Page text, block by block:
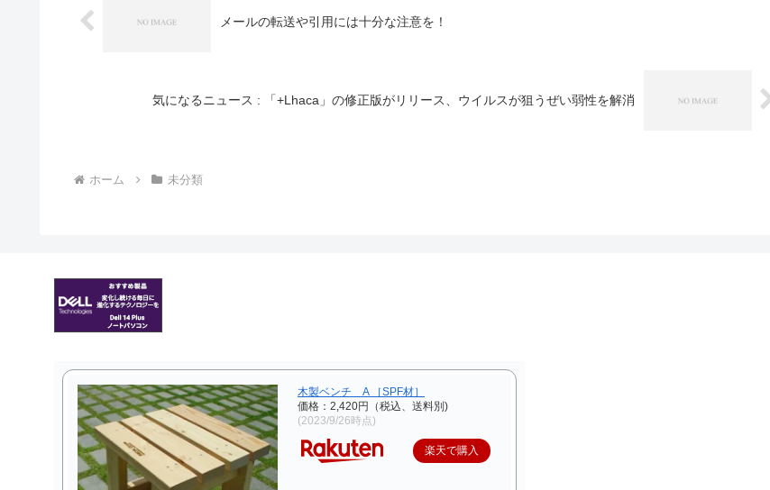
メールの転送や引用には十分な注意を！
気になるニュース : 「+Lhaca」の修正版がリリース、ウイルスが狙うぜい弱性を解消
ホーム 未分類
木製ベンチ A ［SPF材］
価格：2,420円（税込、送料別)
(2023/9/26時点)
楽天で購入